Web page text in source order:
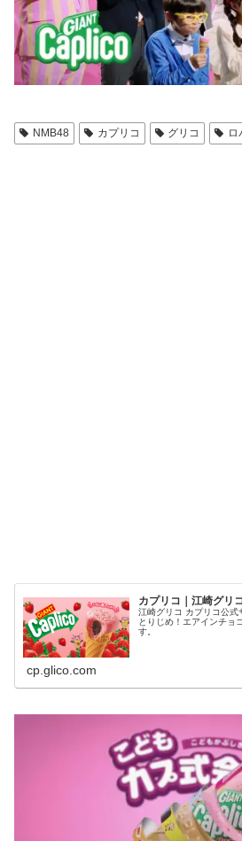
NMB48 カプリコ グリコ ロ
カプリコ｜江崎グリ
江崎グリコ カプリコ公式
とりじめ！エアインチョ
す。
cp.glico.com